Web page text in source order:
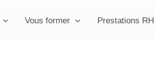
Vous former Prestations RH